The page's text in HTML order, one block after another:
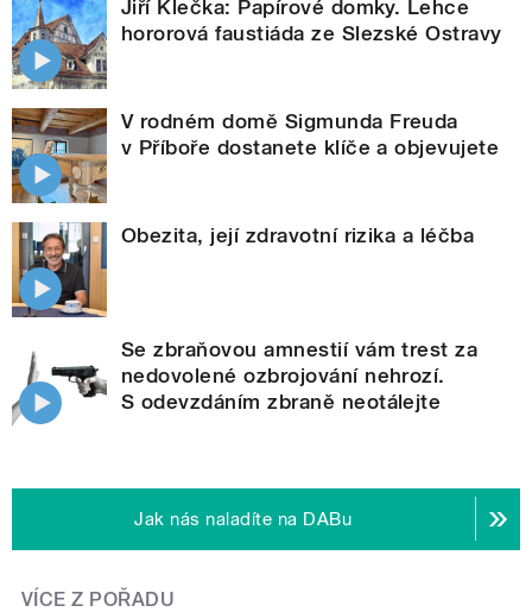
Jiří Klečka: Papírové domky. Lehce
hororová faustiáda ze Slezské Ostravy
V rodném domě Sigmunda Freuda
v Příboře dostanete klíče a objevujete
Obezita, její zdravotní rizika a léčba
Se zbraňovou amnestií vám trest za
nedovolené ozbrojování nehrozí.
S odevzdáním zbraně neotálejte
Jak nás naladíte na DABu
VÍCE Z POŘADU